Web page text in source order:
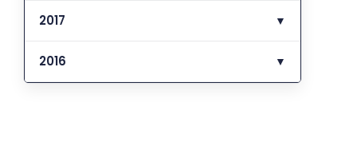
2017 ▼
2016 ▼